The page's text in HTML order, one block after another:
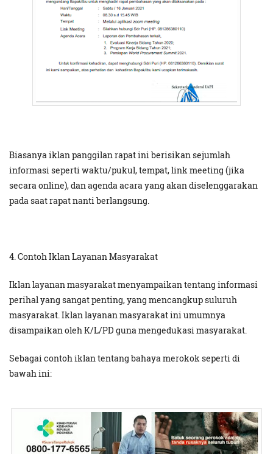
Biasanya iklan panggilan rapat ini berisikan sejumlah
informasi seperti waktu/pukul, tempat, link meeting (jika
secara online), dan agenda acara yang akan diselenggarakan
pada saat rapat nanti berlangsung.
4. Contoh Iklan Layanan Masyarakat
Iklan layanan masyarakat menyampaikan tentang informasi
perihal yang sangat penting, yang mencangkup suluruh
masyarakat. Iklan layanan masyarakat ini umumnya
disampaikan oleh K/L/PD guna mengedukasi masyarakat.
Sebagai contoh iklan tentang bahaya merokok seperti di
bawah ini: